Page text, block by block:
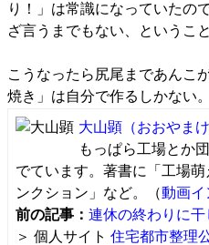
り！」は常識になっていたの
ざ言うまでもない、ということ
こうなったら尻尾まであんこ
焼き」は自分で作るしかない
大山顕 （おおやまけ
もっぱら工場とか
でています。著書に「工場
ンクション」など。（動画イ
前の記事： 連休の終わりに干
＞ 個人サイト 住宅都市整理